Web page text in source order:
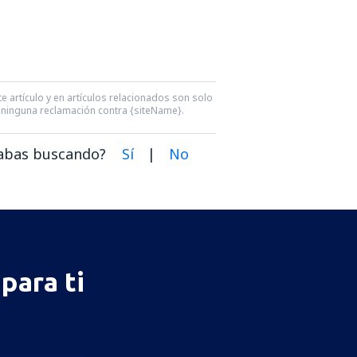
artículo y en artículos relacionados son solo
reclamación contra {siteName}.
buscando? Sí | No
ti